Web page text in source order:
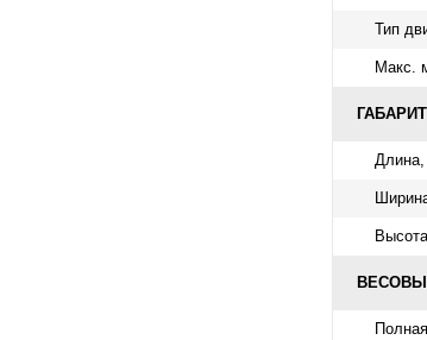
Тип
Макс.